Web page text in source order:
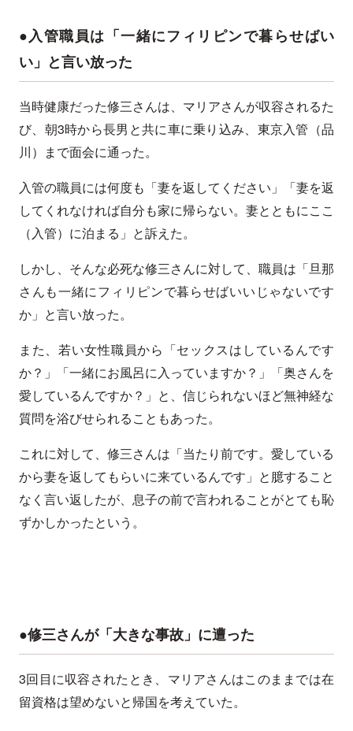
●入管職員は「一緒にフィリピンで暮らせばい
い」と言い放った
当時健康だった修三さんは、マリアさんが収容されるた
び、朝3時から長男と共に車に乗り込み、東京入管（品
川）まで面会に通った。
入管の職員には何度も「妻を返してください」「妻を返
してくれなければ自分も家に帰らない。妻とともにここ
（入管）に泊まる」と訴えた。
しかし、そんな必死な修三さんに対して、職員は「旦那
さんも一緒にフィリピンで暮らせばいいじゃないです
か」と言い放った。
また、若い女性職員から「セックスはしているんです
か？」「一緒にお風呂に入っていますか？」「奥さんを
愛しているんですか？」と、信じられないほど無神経な
質問を浴びせられることもあった。
これに対して、修三さんは「当たり前です。愛している
から妻を返してもらいに来ているんです」と臆すること
なく言い返したが、息子の前で言われることがとても恥
ずかしかったという。
●修三さんが「大きな事故」に遭った
3回目に収容されたとき、マリアさんはこのままでは在
留資格は望めないと帰国を考えていた。